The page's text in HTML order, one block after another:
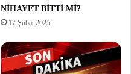
NİHAYET BİTTİ Mİ?
17 Şubat 2025